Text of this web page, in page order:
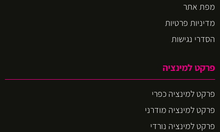
מפת אתר
מדיניות פרטיות
הסדרי נגישות
פרקט למינציה
פרקט למינציה כפרי
פרקט למינציה מודרני
פרקט למינציה נורדי